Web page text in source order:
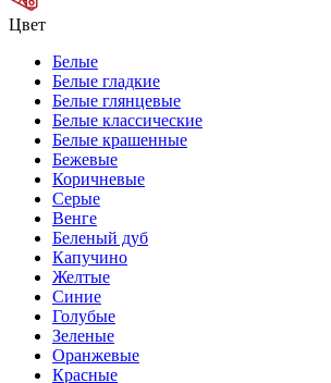
Цвет
Белые
Белые гладкие
Белые глянцевые
Белые классические
Белые крашенные
Бежевые
Коричневые
Серые
Венге
Беленый дуб
Капучино
Желтые
Синие
Голубые
Зеленые
Оранжевые
Красные